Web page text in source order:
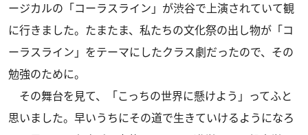
ージカルの「コーラスライン」が渋谷で上演されていて観
に行きました。たまたま、私たちの文化祭の出し物が「コ
ーラスライン」をテーマにしたクラス劇だったので、その
勉強のために。
その舞台を見て、「こっちの世界に懸けよう」ってふと
思いました。早いうちにその道で生きていけるようになろ